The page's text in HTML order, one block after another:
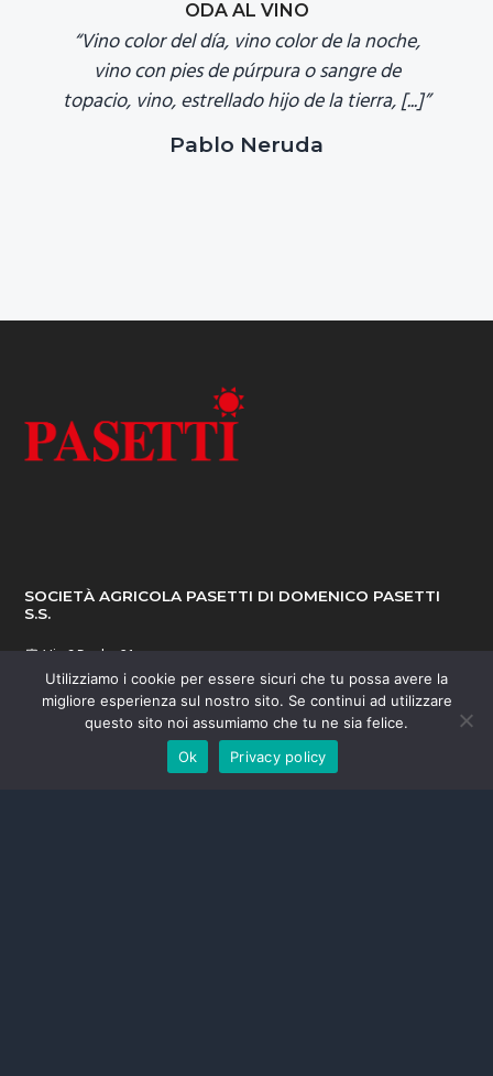
ODA AL VINO
“Vino color del día, vino color de la noche,
vino con pies de púrpura o sangre de
topacio, vino, estrellado hijo de la tierra, [...]”
Pablo Neruda
SOCIETÀ AGRICOLA PASETTI DI DOMENICO PASETTI
S.S.
Via S.Paolo, 21
66023 Francavilla al Mare (CH), Abruzzo, Italia
P.IVA 01409620695
Telefono: +39 085 61875
Fax: +39 085 4519292
Pec: info@pec.pasettivini.it
Utilizziamo i cookie per essere sicuri che tu possa avere la
migliore esperienza sul nostro sito. Se continui ad utilizzare
questo sito noi assumiamo che tu ne sia felice.
Ok
Privacy policy